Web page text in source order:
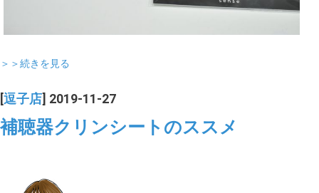
＞＞続きを見る
[逗子店] 2019-11-27
補聴器クリンシートのススメ